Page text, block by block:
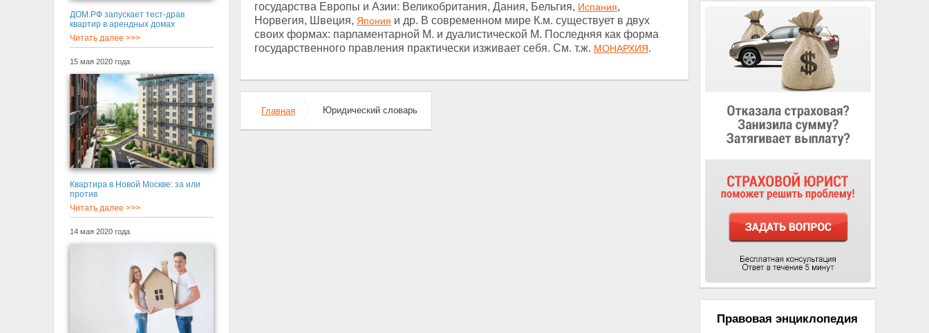
ДОМ.РФ запускает тест-драв
квартир в арендных домах
Читать далее >>>
15 мая 2020 года
Квартира в Новой Москве: за или
против
Читать далее >>>
14 мая 2020 года
государства Европы и Азии: Великобритания, Дания, Бельгия, Испания,
Норвегия, Швеция, Япония и др. В современном мире К.м. существует в двух
своих формах: парламентарной М. и дуалистической М. Последняя как форма
государственного правления практически изживает себя. См. т.ж. МОНАРХИЯ.
Главная Юридический словарь
Правовая энциклопедия